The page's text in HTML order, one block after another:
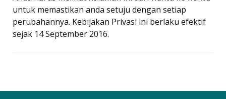
untuk memastikan anda setuju dengan setiap
perubahannya. Kebijakan Privasi ini berlaku efektif
sejak 14 September 2016.